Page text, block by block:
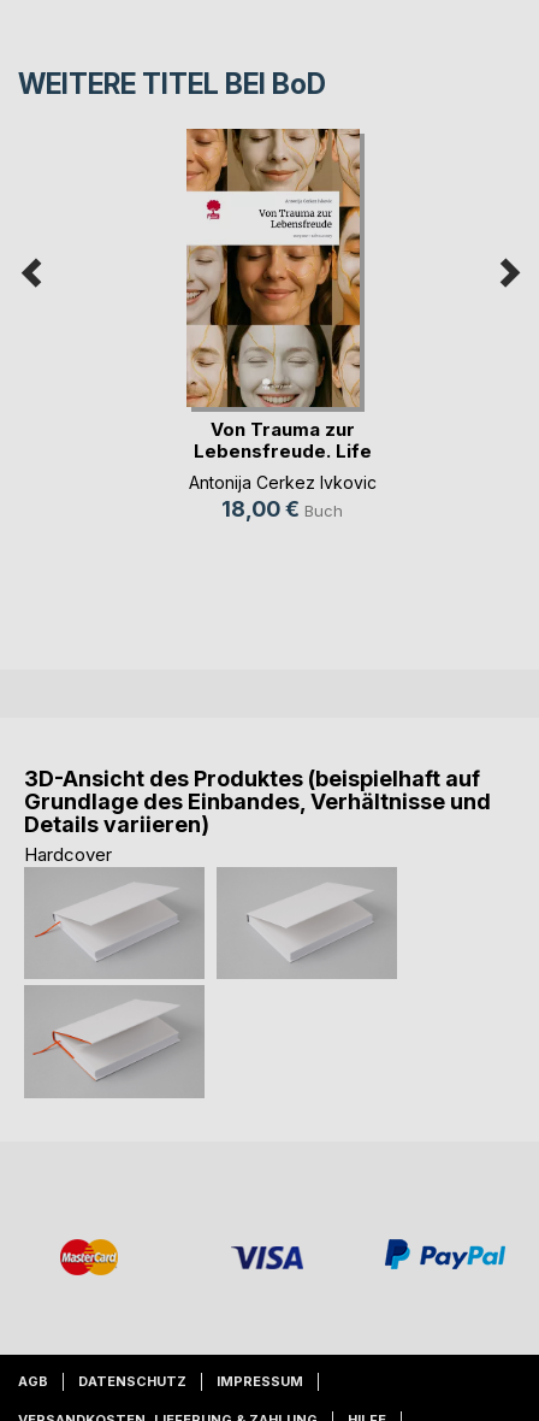
WEITERE TITEL BEI BoD
Von Trauma zur
Lebensfreude. Life
(...)
Antonija Cerkez Ivkovic
18,00 € Buch
3D-Ansicht des Produktes (beispielhaft auf
Grundlage des Einbandes, Verhältnisse und
Details variieren)
Hardcover
AGB DATENSCHUTZ IMPRESSUM